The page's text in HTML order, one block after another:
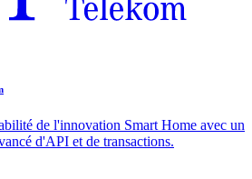
de l'innovation Smart Home avec un
d'API et de transactions.